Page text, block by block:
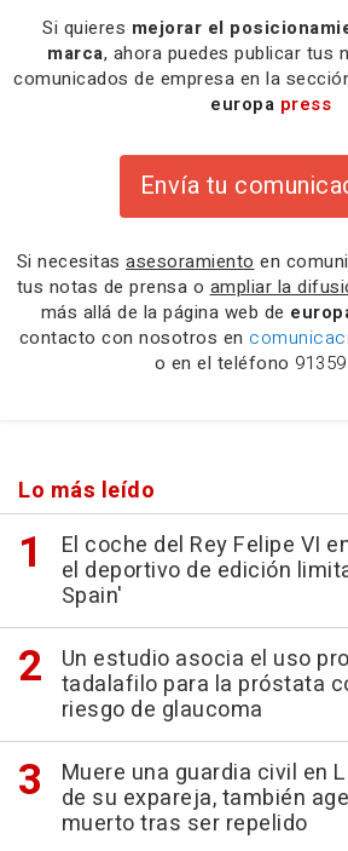
Si quieres mejorar el
marca, ahora puedes publicar tus
comunicados de empresa en la
europa press
Envía tu
Si necesitas asesoramiento en
tus notas de prensa o ampliar la
más allá de la página web de
contacto con nosotros en
o en el teléfono
Lo más leído
El coche del Rey Felipe VI
el deportivo de edición
Spain'
Un estudio asocia el uso
tadalafilo para la próstata
riesgo de glaucoma
Muere una guardia civil en
de su expareja, también
muerto tras ser repelido